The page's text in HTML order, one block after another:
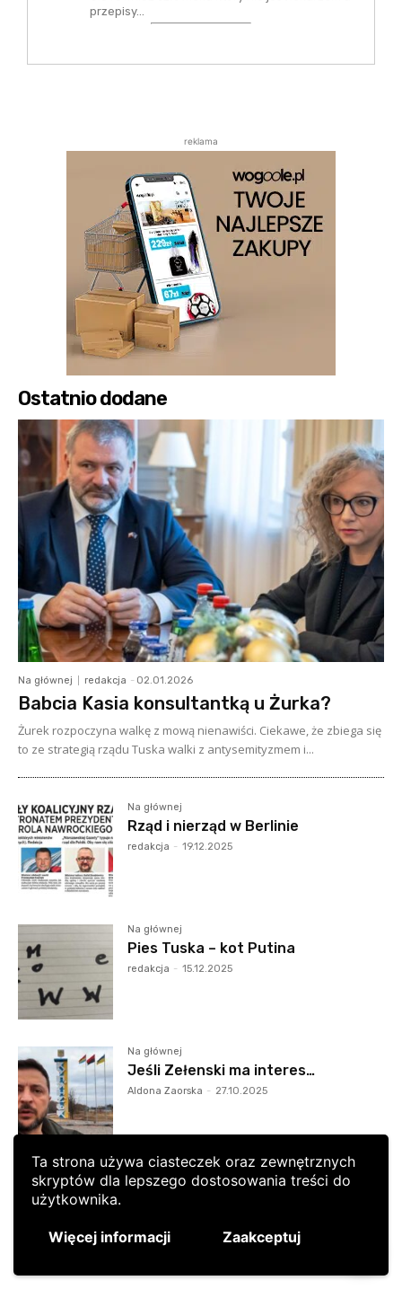
Ta strona używa ciasteczek oraz zewnętrznych
skryptów dla lepszego dostosowania treści do
użytkownika.
Więcej informacji Zaakceptuj